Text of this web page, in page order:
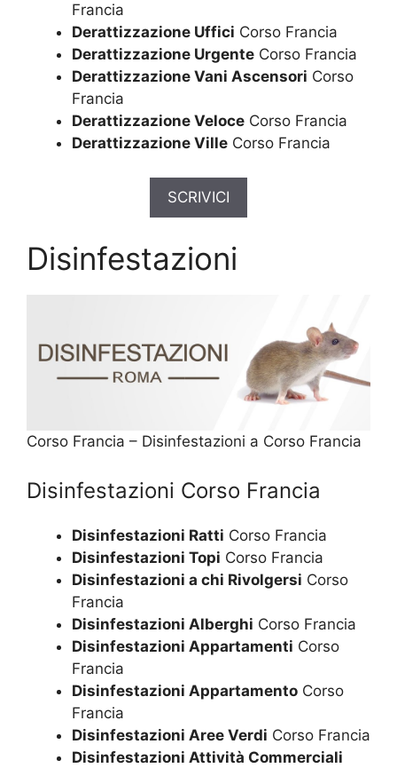
Francia
Derattizzazione Uffici Corso Francia
Derattizzazione Urgente Corso Francia
Derattizzazione Vani Ascensori Corso
Francia
Derattizzazione Veloce Corso Francia
Derattizzazione Ville Corso Francia
SCRIVICI
Disinfestazioni
Corso Francia – Disinfestazioni a Corso Francia
Disinfestazioni Corso Francia
Disinfestazioni Ratti Corso Francia
Disinfestazioni Topi Corso Francia
Disinfestazioni a chi Rivolgersi Corso
Francia
Disinfestazioni Alberghi Corso Francia
Disinfestazioni Appartamenti Corso
Francia
Disinfestazioni Appartamento Corso
Francia
Disinfestazioni Aree Verdi Corso Francia
Disinfestazioni Attività Commerciali